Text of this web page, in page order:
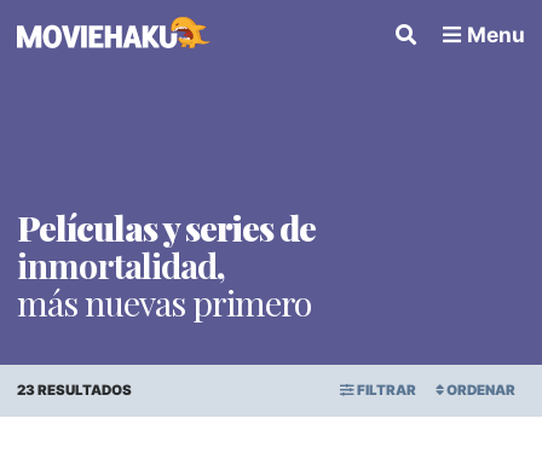
Menu
Películas y series de
inmortalidad,
más nuevas primero
23 RESULTADOS FILTRAR ORDENAR